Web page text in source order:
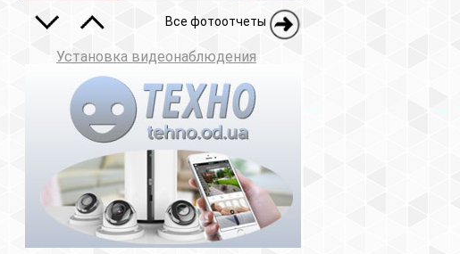
Все фотоотчеты
Установка видеонаблюдения